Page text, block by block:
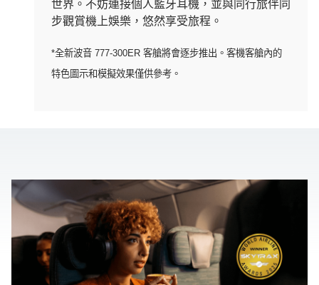
世界。不妨連接個人藍牙耳機，並與同行旅伴同
步觀賞機上娛樂，悠然享受旅程。
*全新波音 777-300ER 客艙將會逐步推出。客機客艙內的
特色圖示和模擬效果僅供參考。